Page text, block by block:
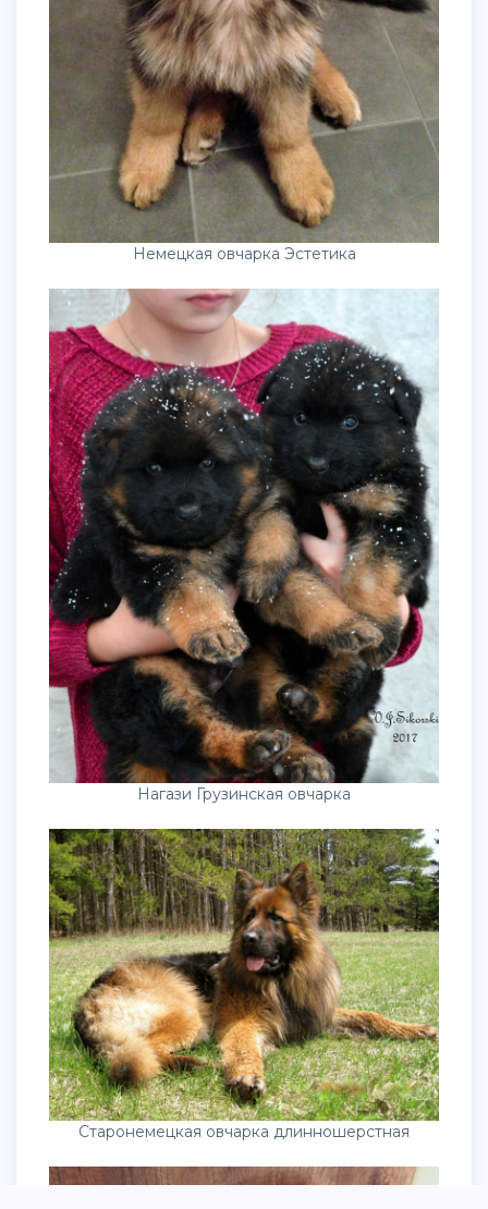
Немецкая овчарка Эстетика
Нагази Грузинская овчарка
Старонемецкая овчарка длинношерстная